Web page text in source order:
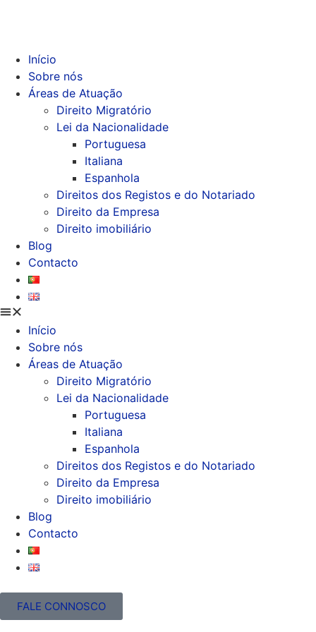
Início
Sobre nós
Áreas de Atuação
Direito Migratório
Lei da Nacionalidade
Portuguesa
Italiana
Espanhola
Direitos dos Registos e do Notariado
Direito da Empresa
Direito imobiliário
Blog
Contacto
Início
Sobre nós
Áreas de Atuação
Direito Migratório
Lei da Nacionalidade
Portuguesa
Italiana
Espanhola
Direitos dos Registos e do Notariado
Direito da Empresa
Direito imobiliário
Blog
Contacto
FALE CONNOSCO